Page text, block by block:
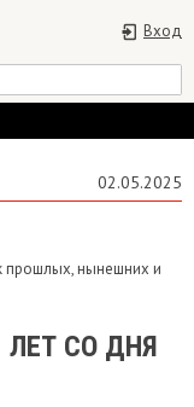
Вход
02.05.2025
прошлых, нынешних и
ЛЕТ СО ДНЯ